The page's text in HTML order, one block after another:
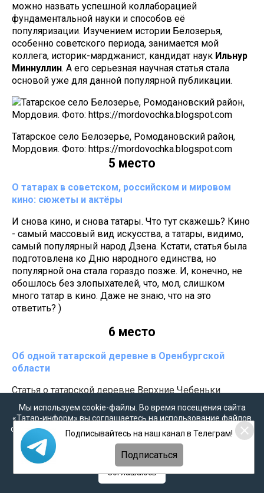
можно назвать успешной коллаборацией
фундаментальной науки и способов её
популяризации. Изучением истории Белозерья,
особенно советского периода, занимается мой
коллега, историк-марджанист, кандидат наук Ильнур
Миннуллин. А его серьезная научная статья стала
основой уже для данной популярной публикации.
Татарское село Белозерье, Ромодановский район,
Мордовия. Фото: https://mordovochka.blogspot.com
5 место
О татарах в советском, российском и мировом
кино: сюжеты и актёры
И снова кино, и снова татары. Что тут скажешь? Кино
- самый массовый вид искусства, а татары, видимо,
самый популярный народ Дзена. Кстати, статья была
подготовлена ко Дню народного единства, но
популярной она стала гораздо позже. И, конечно, не
обошлось без злопыхателей, что, мол, слишком
много татар в кино. Даже не знаю, что на это
ответить? )
6 место
Об одной татарской деревне в Оренбургской
области
Статья о татарской деревне Верхние Чебеньки
Сакмарского района Оренбургской области
буквально ворвалась в данный рейтинг на этой
неделе. Она вызвала бурную дискуссию, которая
продолжается и ныне. Оказалось, что история
выходцев из Казанского края, ставших в
Оренбуржье казаками, но сохранивших свою
татарскую идентичность, интересна очень и очень
Мы используем cookie-файлы. Во время посещения сайта
«Татар-информ» вы соглашаетесь на использование файлов
cookie в соответствии с настоящим уведомлением, согласием
наобработку персональных данных,Политикой о
персональных данных
Политикой конфиденциальности
Соглашаюсь
Подписывайтесь на наш канал в Телеграм!
Подписаться